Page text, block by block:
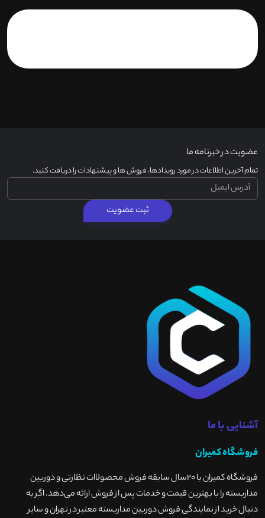
عضویت در خبرنامه ما
تمام آخرین اطلاعات در مورد رویدادها، فروش ها و پیشنهادات را دریافت کنید.
ثبت عضویت
آشنایی با ما
فروشگاه کمیران
فروشگاه کمیران با ۲۰سال سابقه فروش محصولاات نظارتی و دوربین
مداربسته را با بهترین قیمت و خدمات پس از فروش ارائه می‌دهد. اگر به
دنبال خرید از نمایندگی فروش دوربین مداربسته معتبر در تهران و سایر